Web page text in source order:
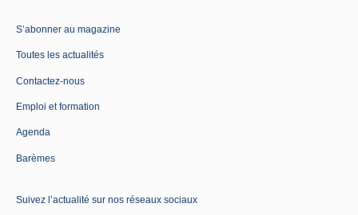
S’abonner au magazine
Toutes les actualités
Contactez-nous
Emploi et formation
Agenda
Barèmes
Suivez l’actualité sur nos réseaux sociaux